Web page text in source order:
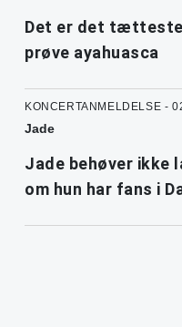
Det er det
prøve ayahuasca
KONCERTANMELDELSE -
Jade
Jade behøver ikke
om hun har fans i